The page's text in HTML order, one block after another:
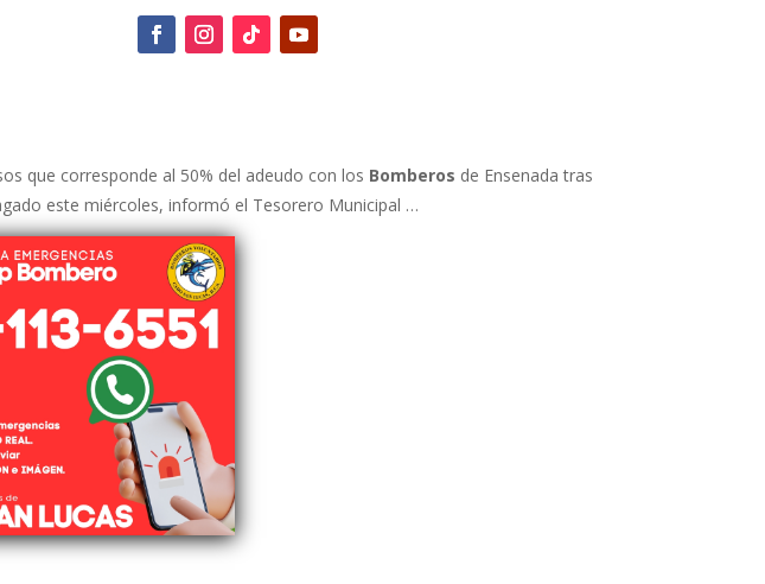
que corresponde al 50% del adeudo con los Bomberos de Ensenada tras
este miércoles, informó el Tesorero Municipal …